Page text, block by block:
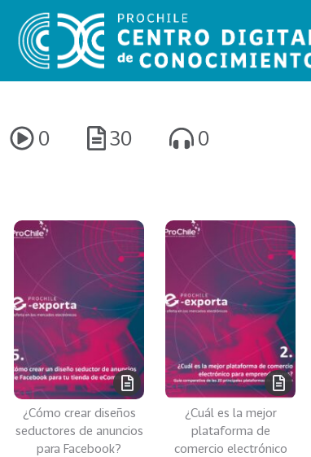
0 30 0
¿Cómo crear diseños
seductores de anuncios
para Facebook?
¿Cuál es la mejor
plataforma de
comercio electrónico